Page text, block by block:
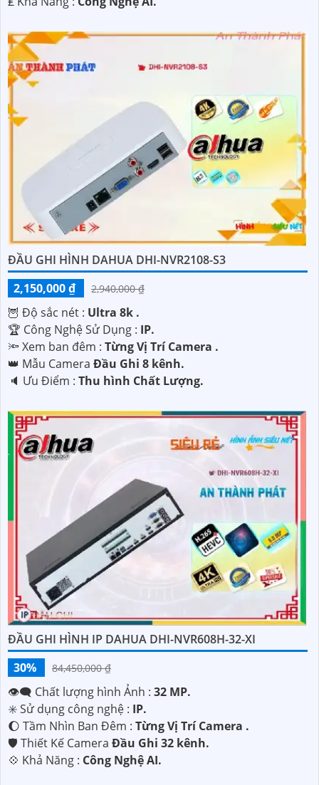
ĐẦU GHI HÌNH DAHUA DHI-NVR2108-S3
2,150,000 ₫
2,940,000 ₫
🦉 Độ sắc nét : Ultra 8k .
🏆 Công Nghệ Sử Dụng : IP.
🔦 Xem ban đêm : Từng Vị Trí Camera .
👑 Mẫu Camera Đầu Ghi 8 kênh.
️🔈 Ưu Điểm : Thu hình Chất Lượng.
ĐẦU GHI HÌNH IP DAHUA DHI-NVR608H-32-XI
30%
84,450,000 ₫
👁️‍🗨 Chất lượng hình Ảnh : 32 MP.
✳️ Sử dụng công nghệ : IP.
🌔 Tầm Nhìn Ban Đêm : Từng Vị Trí Camera .
🛡 Thiết Kế Camera Đầu Ghi 32 kênh.
️💠 Khả Năng : Công Nghệ AI.